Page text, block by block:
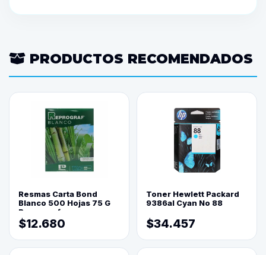
PRODUCTOS RECOMENDADOS
Resmas Carta Bond
Blanco 500 Hojas 75 G
Reprograf.
$12.680
Toner Hewlett Packard
9386al Cyan No 88
$34.457